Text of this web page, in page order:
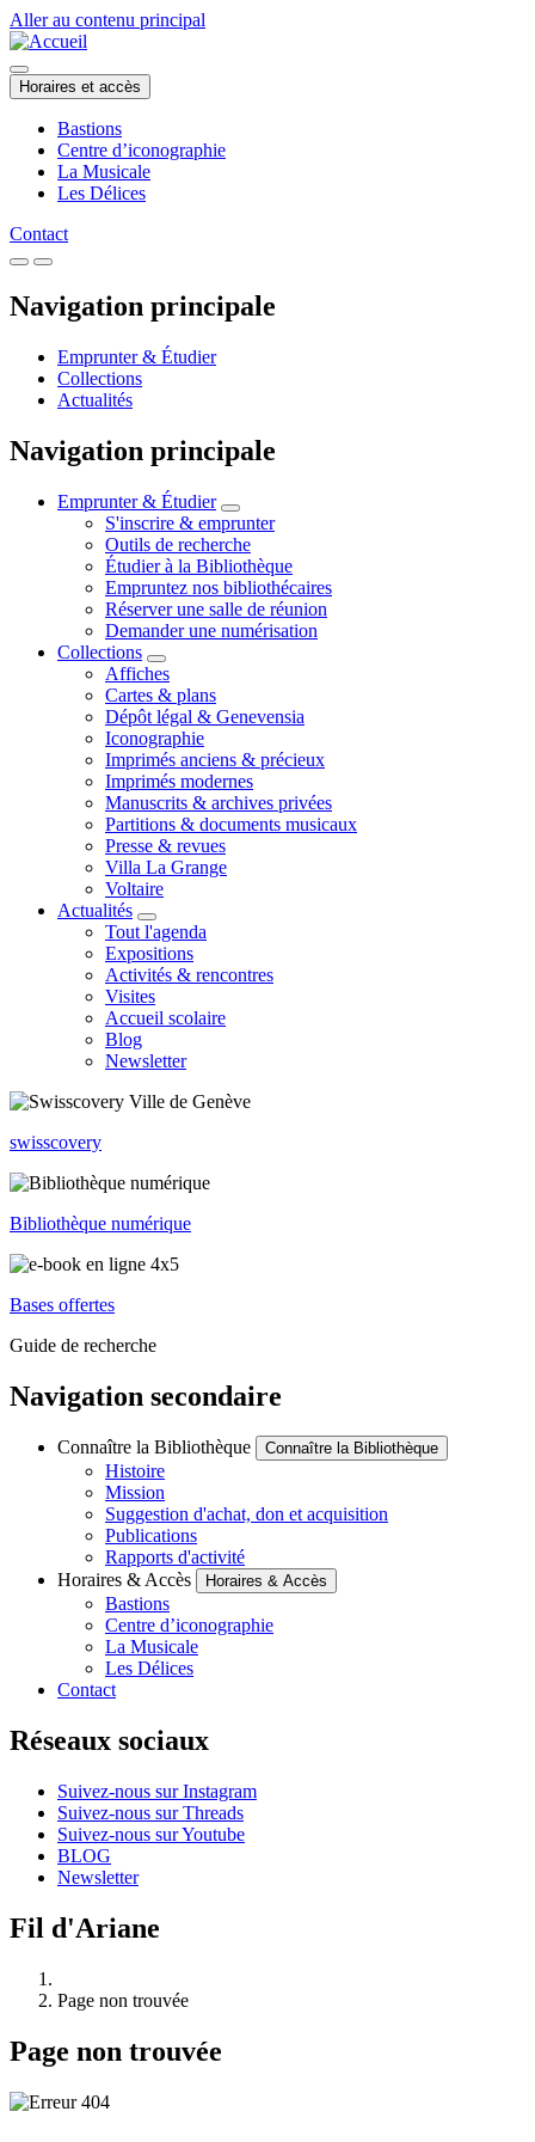
Aller au contenu principal
Horaires et accès
Bastions
Centre d’iconographie
La Musicale
Les Délices
Contact
Navigation principale
Emprunter & Étudier
Collections
Actualités
Navigation principale
Emprunter & Étudier
S'inscrire & emprunter
Outils de recherche
Étudier à la Bibliothèque
Empruntez nos bibliothécaires
Réserver une salle de réunion
Demander une numérisation
Collections
Affiches
Cartes & plans
Dépôt légal & Genevensia
Iconographie
Imprimés anciens & précieux
Imprimés modernes
Manuscrits & archives privées
Partitions & documents musicaux
Presse & revues
Villa La Grange
Voltaire
Actualités
Tout l'agenda
Expositions
Activités & rencontres
Visites
Accueil scolaire
Blog
Newsletter
swisscovery
Bibliothèque numérique
Bases offertes
Guide de recherche
Navigation secondaire
Connaître la Bibliothèque Connaître la Bibliothèque
Histoire
Mission
Suggestion d'achat, don et acquisition
Publications
Rapports d'activité
Horaires & Accès
Horaires & Accès
Bastions
Centre d’iconographie
La Musicale
Les Délices
Contact
Réseaux sociaux
Suivez-nous sur Instagram
Suivez-nous sur Threads
Suivez-nous sur Youtube
BLOG
Newsletter
Fil d'Ariane
Page non trouvée
Page non trouvée